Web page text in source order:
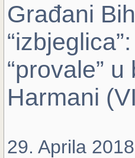
Građani
“provale”
Harmani
29. Aprila